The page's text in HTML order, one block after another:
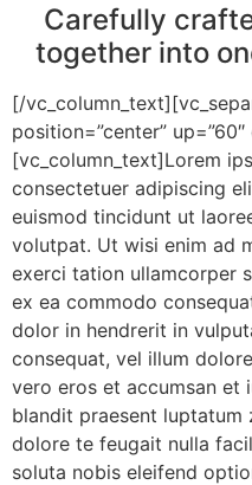
Carefully
together into
[/
position=”center” up=”60″
[vc_column_text]Lorem
consectetuer adipiscing
euismod tincidunt ut
volutpat. Ut wisi enim ad
exerci tation ullamcorper
ex ea commodo
dolor in hendrerit in
consequat, vel illum
vero eros et accumsan et
blandit praesent luptatum
dolore te feugait nulla
soluta nobis eleifend